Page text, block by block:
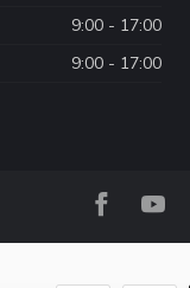
9:00 - 17:00
9:00 - 17:00